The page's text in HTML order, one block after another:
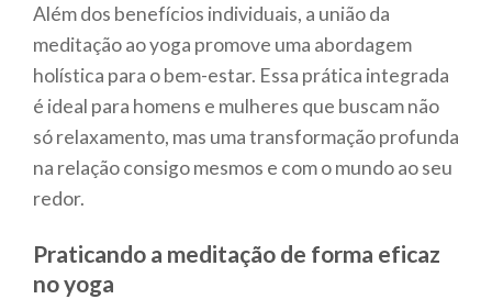
Além dos benefícios individuais, a união da
meditação ao yoga promove uma abordagem
holística para o bem-estar. Essa prática integrada
é ideal para homens e mulheres que buscam não
só relaxamento, mas uma transformação profunda
na relação consigo mesmos e com o mundo ao seu
redor.
Praticando a meditação de forma eficaz
no yoga